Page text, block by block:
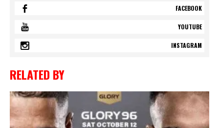
FACEBOOK
YOUTUBE
INSTAGRAM
RELATED BY